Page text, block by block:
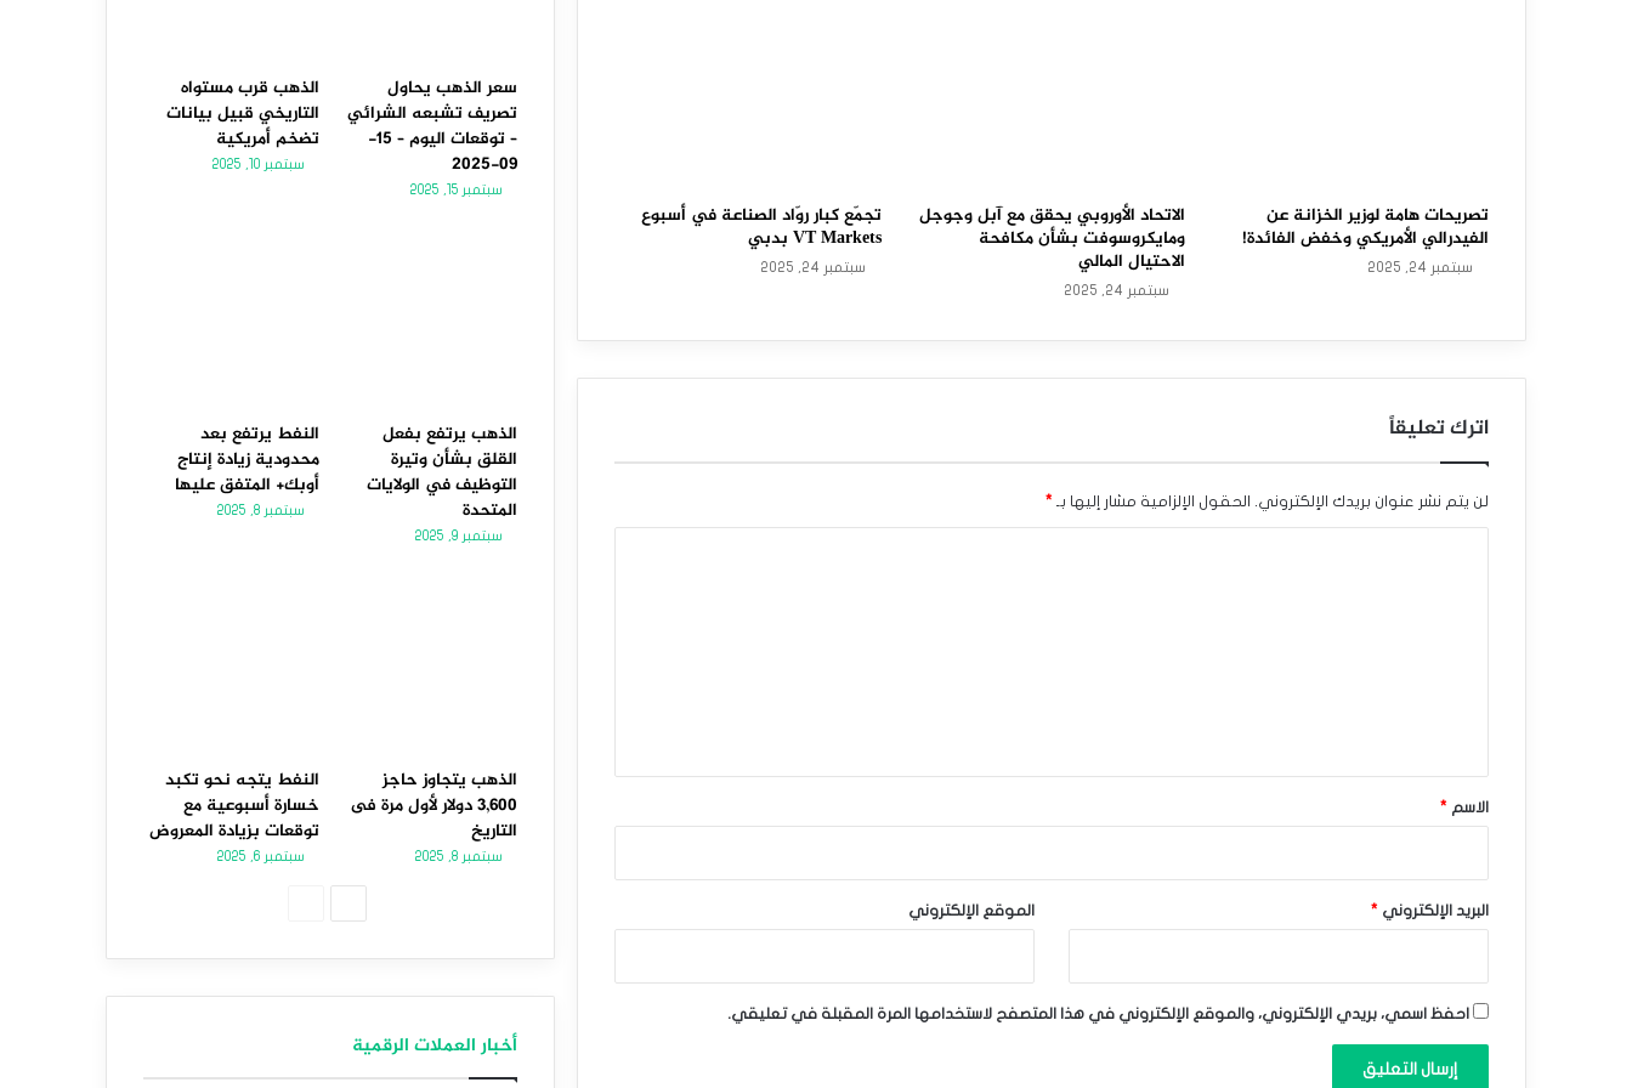
ي
ط
ن
ي
ي
ه
ب
ى
م
س
ت
و
ى
ف
تصريحات هامة لوزير الخزانة عن
الفيدرالي الأمريكي وخفض الفائدة!
سبتمبر 24, 2025
الاتحاد الأوروبي يحقق مع آبل وجوجل
ومايكروسوفت بشأن مكافحة
الاحتيال المالي
سبتمبر 24, 2025
تجمّع كبار روّاد الصناعة في أسبوع
VT Markets بدبي
سبتمبر 24, 2025
اترك تعليقاً
لن يتم نشر عنوان بريدك الإلكتروني. الحقول الإلزامية مشار إليها بـ *
*الاسم *
البريد الإلكتروني * الموقع الإلكتروني
احفظ اسمي، بريدي الإلكتروني، والموقع الإلكتروني في هذا المتصفح لاستخدامها المرة المقبلة في تعليقي.
سعر الذهب يحاول
تصريف تشبعه الشرائي
– توقعات اليوم – 15-
09-2025
سبتمبر 15, 2025
الذهب قرب مستواه
التاريخي قبيل بيانات
تضخم أمريكية
سبتمبر 10, 2025
الذهب يرتفع بفعل
القلق بشأن وتيرة
التوظيف في الولايات
المتحدة
سبتمبر 9, 2025
النفط يرتفع بعد
محدودية زيادة إنتاج
أوبك+ المتفق عليها
سبتمبر 8, 2025
الذهب يتجاوز حاجز
3,600 دولار لأول مرة فى
التاريخ
سبتمبر 8, 2025
النفط يتجه نحو تكبد
خسارة أسبوعية مع
توقعات بزيادة المعروض
سبتمبر 6, 2025
أخبار العملات الرقمية